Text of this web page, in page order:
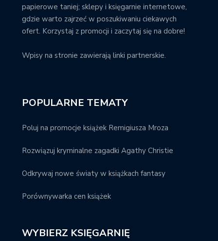
papierowe taniej; sklepy i księgarnie internetowe,
gdzie warto zajrzeć w poszukiwaniu ciekawych
ofert. Korzystaj z promocji i zaczytaj się na dobre!
Wpisy na stronie zawierają linki partnerskie.
POPULARNE TEMATY
Poluj na promocje książek Remigiusza Mroza
Rozwiązuj kryminalne zagadki Agathy Christie
Odkrywaj nowe światy w książkach fantasy
Porównywarka cen książek
WYBIERZ KSIĘGARNIĘ